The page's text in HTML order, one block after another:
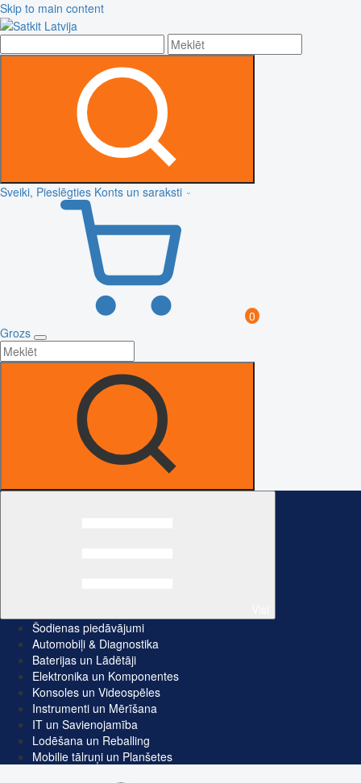
Skip to main content
Sveiki, Pieslēgties Konts un saraksti
0
Grozs
Šodienas piedāvājumi
Automobiļi & Diagnostika
Baterijas un Lādētāji
Elektronika un Komponentes
Konsoles un Videospēles
Instrumenti un Mērīšana
IT un Savienojamība
Lodēšana un Reballing
Mobilie tālruņi un Planšetes